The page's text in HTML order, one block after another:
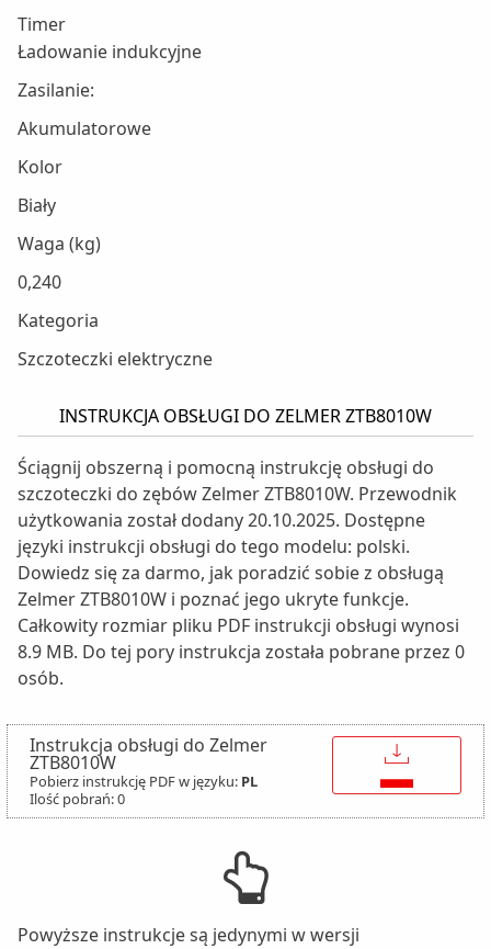
Timer
Ładowanie indukcyjne
Zasilanie:
Akumulatorowe
Kolor
Biały
Waga (kg)
0,240
Kategoria
Szczoteczki elektryczne
INSTRUKCJA OBSŁUGI DO ZELMER ZTB8010W
Ściągnij obszerną i pomocną instrukcję obsługi do
szczoteczki do zębów Zelmer ZTB8010W. Przewodnik
użytkowania został dodany 20.10.2025. Dostępne
języki instrukcji obsługi do tego modelu: polski.
Dowiedz się za darmo, jak poradzić sobie z obsługą
Zelmer ZTB8010W i poznać jego ukryte funkcje.
Całkowity rozmiar pliku PDF instrukcji obsługi wynosi
8.9 MB. Do tej pory instrukcja została pobrane przez 0
osób.
Instrukcja obsługi do Zelmer
ZTB8010W
Pobierz instrukcję PDF w języku: PL
Ilość pobrań: 0
↓
Powyższe instrukcje są jedynymi w wersji